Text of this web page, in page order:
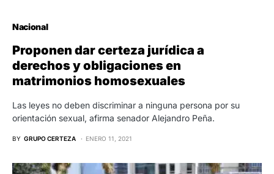
Nacional
Proponen dar certeza jurídica a
derechos y obligaciones en
matrimonios homosexuales
Las leyes no deben discriminar a ninguna persona por su
orientación sexual, afirma senador Alejandro Peña.
BY GRUPO CERTEZA ENERO 11, 2021